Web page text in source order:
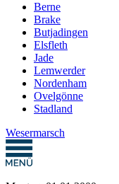
Berne
Brake
Butjadingen
Elsfleth
Jade
Lemwerder
Nordenham
Ovelgönne
Stadland
Wesermarsch